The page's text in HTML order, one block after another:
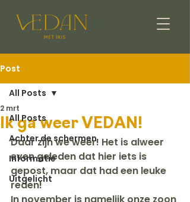
Post
All Posts
Achter de schermen
Informatie
Uitgelicht
All Posts
Ik ga weer VEDAN!
2 mrt
Daar zijn we weer! Het is alweer
even geleden dat hier iets is
gepost, maar dat had een leuke
reden!